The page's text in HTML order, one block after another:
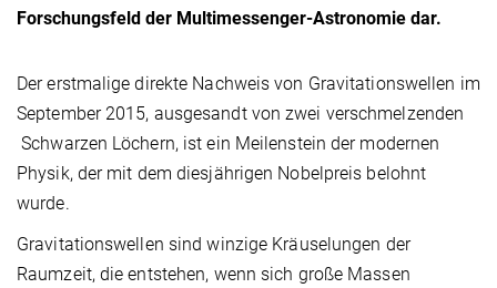
Forschungsfeld der Multimessenger-Astronomie dar.
Der erstmalige direkte Nachweis von Gravitationswellen im
September 2015, ausgesandt von zwei verschmelzenden
Schwarzen Löchern, ist ein Meilenstein der modernen
Physik, der mit dem diesjährigen Nobelpreis belohnt
wurde.
Gravitationswellen sind winzige Kräuselungen der
Raumzeit, die entstehen, wenn sich große Massen